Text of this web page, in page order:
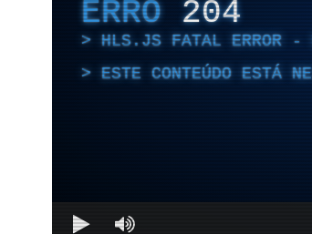
ERRO 204
HLS.JS FATAL ERROR -
ESTE CONTEÚDO ESTÁ